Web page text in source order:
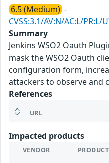
6.5 (Medium) -
CVSS:3.1/AV:N/AC:L/
Summary
Jenkins WSO2 Oauth
mask the WSO2 Oauth
configuration form,
attackers to observe and
References
URL
Impacted products
VENDOR PRODUCT